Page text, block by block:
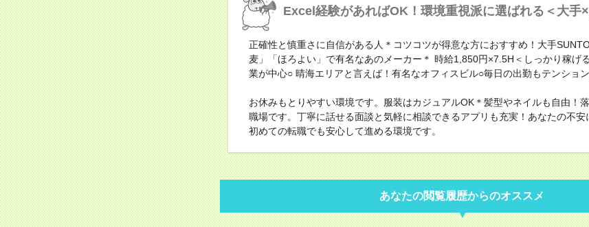
Excel経験があればOK！環境重視派に選ばれる＜大手
正確性と慎重さに自信がある人＊コツコツが得意な方におすすめ！大手
麦」「ほろよい」で有名なあのメーカー＊ 時給1,850円×7.5H＜しっかり稼げ
業が中心○ 晴海エリアと言えば！有名なオフィスビル○毎日の出勤もテンショ
お休みもとりやすい環境です。服装はカジュアルOK＊髪型やネイルも自由！
職場です。丁寧に話せる面談と気軽に相談できるアプリも充実！あなたの不安
初めての転職でも安心して進める環境です。
あなたの閲覧履歴からのオススメ